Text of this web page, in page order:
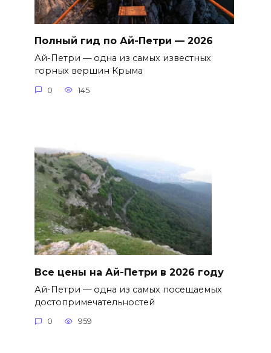
Полный гид по Ай-Петри — 2026
Ай-Петри — одна из самых известных
горных вершин Крыма
0 145
Все цены на Ай-Петри в 2026 году
Ай-Петри — одна из самых посещаемых
достопримечательностей
0 959